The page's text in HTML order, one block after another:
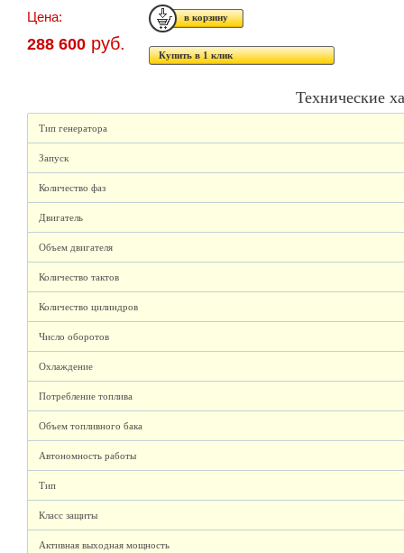
Цена:
288 600 руб.
Купить в 1 клик
Технические
Тип генератора
Запуск
Количество фаз
Двигатель
Объем двигателя
Количество тактов
Количество цилиндров
Число оборотов
Охлаждение
Потребление топлива
Объем топливного бака
Автономность работы
Тип
Класс защиты
Активная выходная мощность